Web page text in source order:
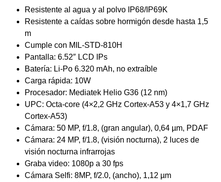
Resistente al agua y al polvo IP68/IP69K
Resistente a caídas sobre hormigón desde hasta 1,5
m
Cumple con MIL-STD-810H
Pantalla: 6.52″ LCD IPs
Batería: Li-Po 6.320 mAh, no extraíble
Carga rápida: 10W
Procesador: Mediatek Helio G36 (12 nm)
UPC: Octa-core (4×2,2 GHz Cortex-A53 y 4×1,7 GHz
Cortex-A53)
Cámara: 50 MP, f/1.8, (gran angular), 0,64 µm, PDAF
Cámara: 24 MP, f/1.8, (visión nocturna), 2 luces de
visión nocturna infrarrojas
Graba video: 1080p a 30 fps
Cámara Selfi: 8MP, f/2.0, (ancho), 1,12 µm